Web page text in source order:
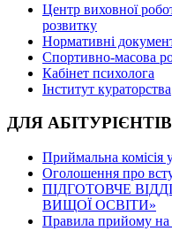
Центр виховної
розвитку
Нормативні
Спортивно-масова
Кабінет психолога
Інститут кураторства
ДЛЯ АБІТУРІЄНТІВ
Приймальна комісія
Оголошення про
ПІДГОТОВЧЕ
ВИЩОЇ ОСВІТИ»
Правила прийому на